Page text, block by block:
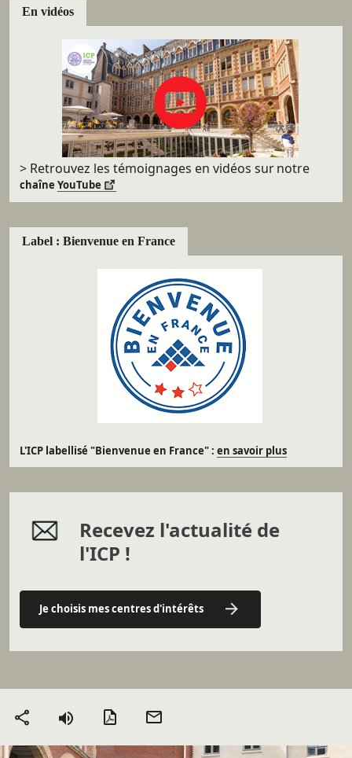
En vidéos
> Retrouvez les témoignages en vidéos surnotre
chaîne YouTube
Label : Bienvenue en France
L'ICP labellisé "Bienvenue en France" : en savoir plus
Recevez l'actualité de
l'ICP !
Je choisis mes centres d'intérêts
Partager Version PDF